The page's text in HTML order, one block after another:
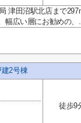
津田沼駅北店まで
幅広い層にお勧めの、
2号棟
徒歩9